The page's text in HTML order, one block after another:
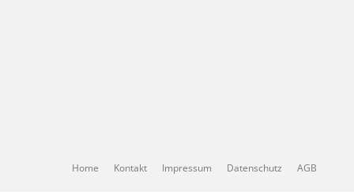
Home Kontakt Impressum Datenschutz AGB